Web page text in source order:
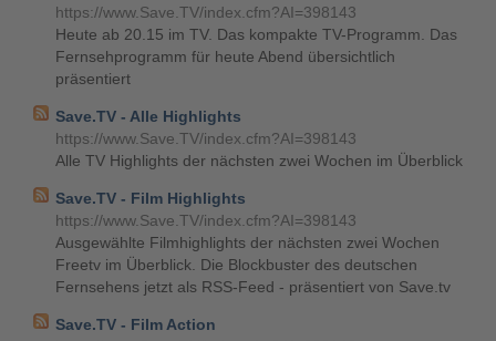
https://www.Save.TV/index.cfm?AI=398143
Heute ab 20.15 im TV. Das kompakte TV-Programm. Das
Fernsehprogramm für heute Abend übersichtlich
präsentiert
Save.TV - Alle Highlights
https://www.Save.TV/index.cfm?AI=398143
Alle TV Highlights der nächsten zwei Wochen im Überblick
Save.TV - Film Highlights
https://www.Save.TV/index.cfm?AI=398143
Ausgewählte Filmhighlights der nächsten zwei Wochen
Freetv im Überblick. Die Blockbuster des deutschen
Fernsehens jetzt als RSS-Feed - präsentiert von Save.tv
Save.TV - Film Action